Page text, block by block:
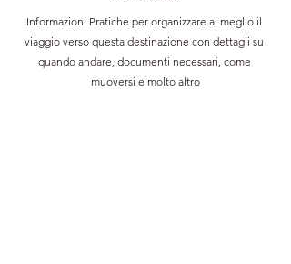
Informazioni Pratiche per organizzare al meglio il
viaggio verso questa destinazione con dettagli su
quando andare, documenti necessari, come
muoversi e molto altro